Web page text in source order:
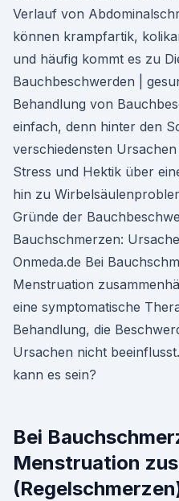
Verlauf von
können krampfartik,
und häufig kommt es zu
Bauchbeschwerden |
Behandlung von
einfach, denn hinter den
verschiedensten
Stress und Hektik über
hin zu
Gründe der
Bauchschmerzen:
Onmeda.de Bei
Menstruation
eine symptomatische
Behandlung, die
Ursachen nicht
kann es sein?
Bei
Menstruation